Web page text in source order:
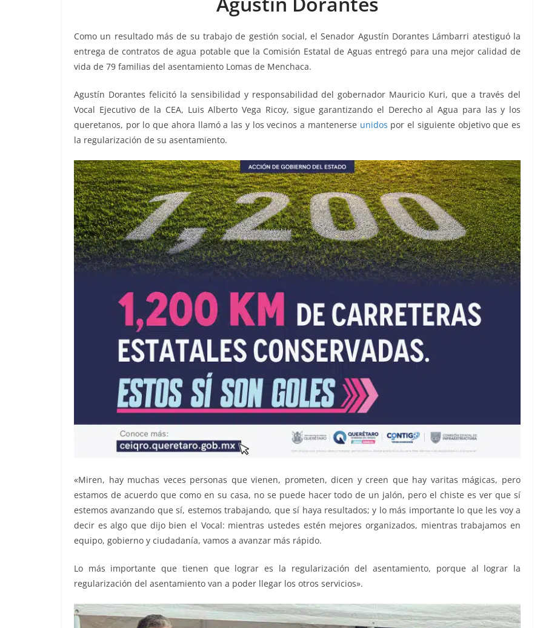
o
k
p k
m
Como un resultado más de su trabajo de gestión social, el Senador Agustín Dorantes Lámbarri atestiguó la
entrega de contratos de agua potable que la Comisión Estatal de Aguas entregó para una mejor calidad de
vida de 79 familias del asentamiento Lomas de Menchaca.
Agustín Dorantes felicitó la sensibilidad y responsabilidad del gobernador Mauricio Kuri, que a través del
Vocal Ejecutivo de la CEA, Luis Alberto Vega Ricoy, sigue garantizando el Derecho al Agua para las y los
queretanos, por lo que ahora llamó a las y los vecinos a mantenerse unidos por el siguiente objetivo que es
la regularización de su asentamiento.
«Miren, hay muchas veces personas que vienen, prometen, dicen y creen que hay varitas mágicas, pero
estamos de acuerdo que como en su casa, no se puede hacer todo de un jalón, pero el chiste es ver que sí
estemos avanzando que sí, estemos trabajando, que sí haya resultados; y lo más importante lo que les voy a
decir es algo que dijo bien el Vocal: mientras ustedes estén mejores organizados, mientras trabajamos en
equipo, gobierno y ciudadanía, vamos a avanzar más rápido.
Lo más importante que tienen que lograr es la regularización del asentamiento, porque al lograr la
regularización del asentamiento van a poder llegar los otros servicios».